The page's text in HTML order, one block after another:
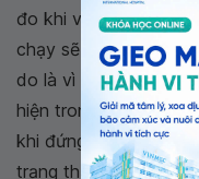
đo khi vận động, thì
chạy sẽ có ý nghĩa
do là vì thực tếbàn
hiện trong hoặc sau
khi đứng yên một
trạng thực tế của trẻ.